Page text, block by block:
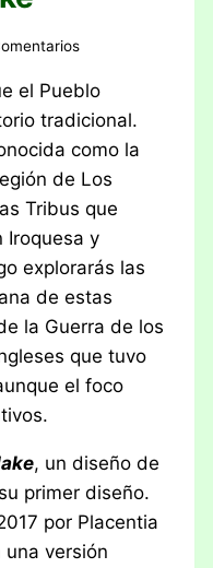
el Pueblo
tradicional.
como la
de Los
Tribus que
Iroquesa y
explorarás las
de estas
la Guerra de los
que tuvo
el foco
, un diseño de
primer diseño.
por Placentia
una versión